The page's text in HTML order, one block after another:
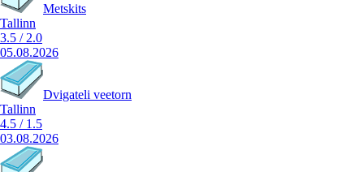
Metskits
Tallinn
3.5 / 2.0
05.08.2026
Dvigateli veetorn
Tallinn
4.5 / 1.5
03.08.2026